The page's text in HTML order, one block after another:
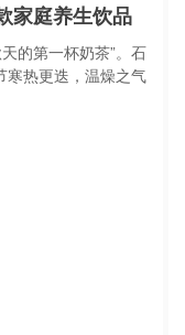
家庭养生饮品
的第一杯奶茶”。石
寒热更迭，温燥之气